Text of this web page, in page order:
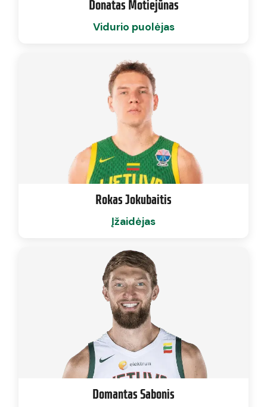
Donatas Motiejūnas
Vidurio puolėjas
Rokas Jokubaitis
Įžaidėjas
Domantas Sabonis